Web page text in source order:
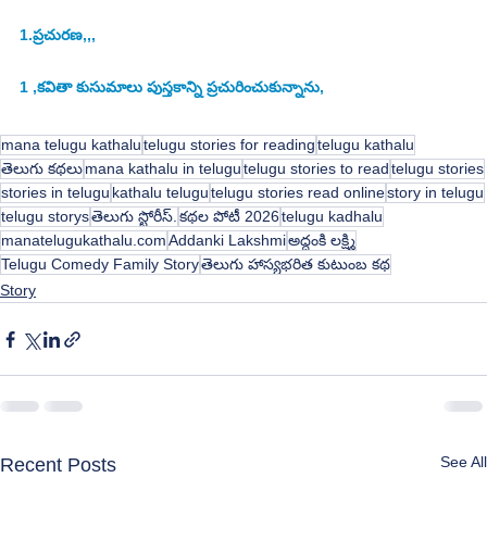
1.ప్రచురణ,,,
1 ,కవితా కుసుమాలు పుస్తకాన్ని ప్రచురించుకున్నాను,
mana telugu kathalutelugu stories for readingtelugu kathalu
తెలుగు కథలుmana kathalu in telugutelugu stories to readtelugu stories
stories in telugu kathalu telugutelugu stories read onlinestory in telugu
telugu storysతెలుగు స్టోరీస్.కథల పోటీ 2026telugu kadhalu
manatelugukathalu.comAddanki Lakshmiఅద్దంకి లక్ష్మి
Telugu Comedy Family Storyతెలుగు హాస్యభరిత కుటుంబ కథ
Story
Recent Posts See All